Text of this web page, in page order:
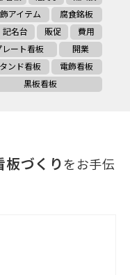
アイテム
腐食銘板
記名台 販促
費用
ート看板
開業
ンド看板
電飾看板
黒板看板
板づくりをお手伝